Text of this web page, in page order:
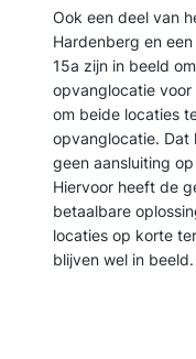
Ook een deel van
Hardenberg en
15a zijn in beeld
opvanglocatie voor
om beide locaties
opvanglocatie. Dat
geen aansluiting
Hiervoor heeft de
betaalbare
locaties op korte
blijven wel in beeld.